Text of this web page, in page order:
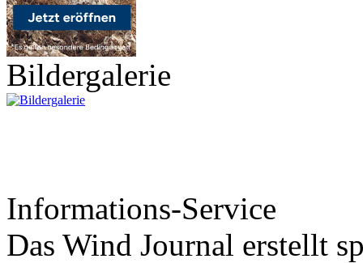
Bildergalerie
Informations-Service
Das Wind Journal erstellt